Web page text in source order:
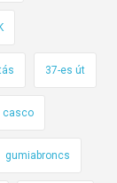
37-es út
casco
gumiabroncs